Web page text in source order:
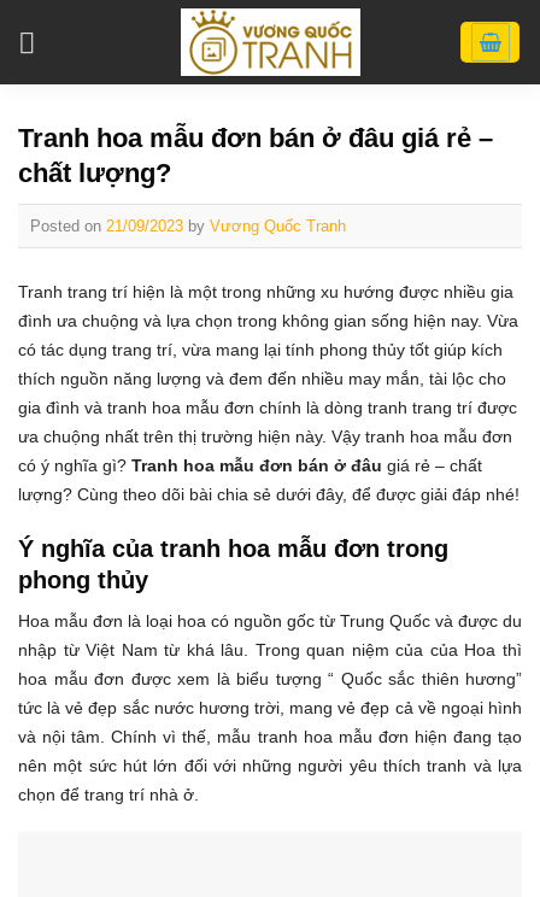
Tranh hoa mẫu đơn bán ở đâu giá rẻ –
chất lượng?
Posted on 21/09/2023 by Vương Quốc Tranh
Tranh trang trí hiện là một trong những xu hướng được nhiều gia
đình ưa chuộng và lựa chọn trong không gian sống hiện nay. Vừa
có tác dụng trang trí, vừa mang lại tính phong thủy tốt giúp kích
thích nguồn năng lượng và đem đến nhiều may mắn, tài lộc cho
gia đình và tranh hoa mẫu đơn chính là dòng tranh trang trí được
ưa chuộng nhất trên thị trường hiện này. Vậy tranh hoa mẫu đơn
có ý nghĩa gì? Tranh hoa mẫu đơn bán ở đâu giá rẻ – chất
lượng? Cùng theo dõi bài chia sẻ dưới đây, để được giải đáp nhé!
Ý nghĩa của tranh hoa mẫu đơn trong
phong thủy
Hoa mẫu đơn là loại hoa có nguồn gốc từ Trung Quốc và được du
nhập từ Việt Nam từ khá lâu. Trong quan niệm của của Hoa thì
hoa mẫu đơn được xem là biểu tượng “ Quốc sắc thiên hương”
tức là vẻ đẹp sắc nước hương trời, mang vẻ đẹp cả về ngoại hình
và nội tâm. Chính vì thế, mẫu tranh hoa mẫu đơn hiện đang tạo
nên một sức hút lớn đối với những người yêu thích tranh và lựa
chọn để trang trí nhà ở.